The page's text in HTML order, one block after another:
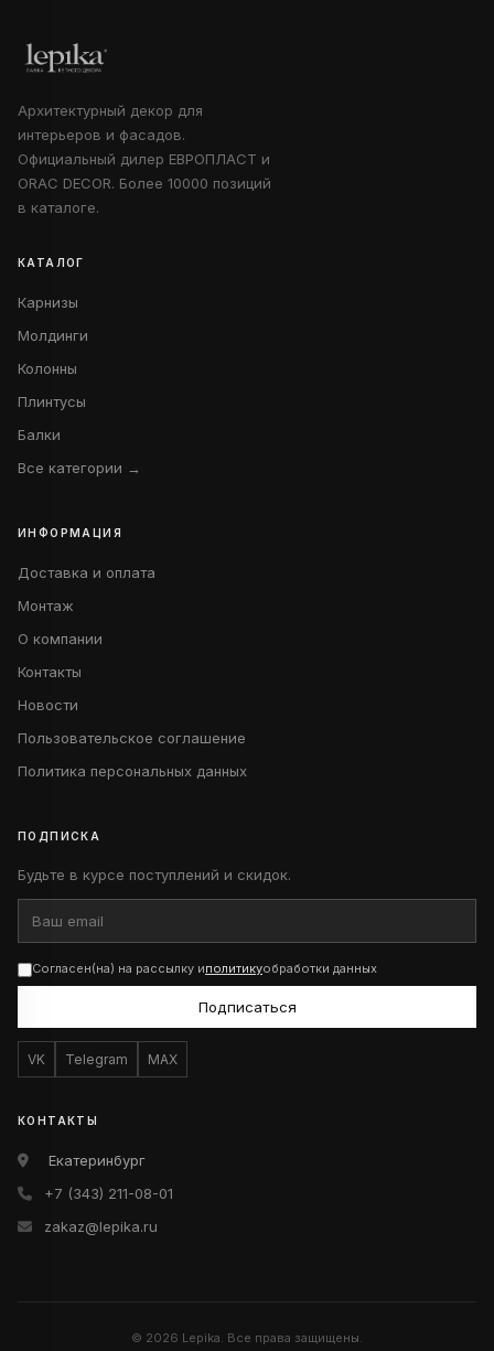
Архитектурный декор для
интерьеров и фасадов.
Официальный дилер ЕВРОПЛАСТ и
ORAC DECOR. Более 10000 позиций
в каталоге.
КАТАЛОГ
Карнизы
Молдинги
Колонны
Плинтусы
Балки
Все категории →
ИНФОРМАЦИЯ
Доставка и оплата
Монтаж
О компании
Контакты
Новости
Пользовательское соглашение
Политика персональных данных
ПОДПИСКА
Будьте в курсе поступлений и скидок.
Согласен(на) на рассылку иполитикуобработки данных
Подписаться
VK Telegram MAX
КОНТАКТЫ
Екатеринбург
+7 (343) 211-08-01
zakaz@lepika.ru
© 2026 Lepika. Все права защищены.